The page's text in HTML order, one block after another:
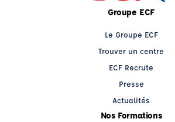
Groupe ECF
Le Groupe ECF
Trouver un centre
ECF Recrute
Presse
Actualités
Nos Formations